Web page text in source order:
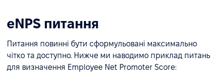
eNPS питання
Питання повинні бути сформульовані максимально
чітко та доступно. Нижче ми наводимо приклад питань
для визначення Employee Net Promoter Score: